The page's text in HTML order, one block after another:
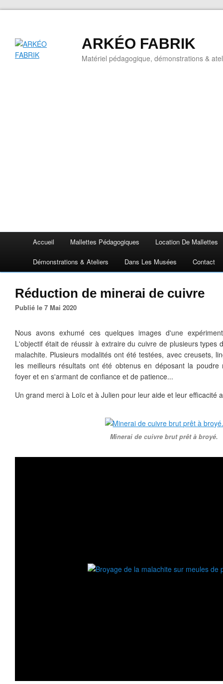
ARKÉO FABRIK
Matériel pédagogique, démonstrations &
Accueil Mallettes Pédagogiques Location De Mallettes
Démonstrations & Ateliers Dans Les Musées Contact
Réduction de minerai de cuivre
Publié le 7 Mai 2020
Nous avons exhumé ces quelques images d'une
L'objectif était de réussir à extraire du cuivre de plusieurs types
malachite. Plusieurs modalités ont été testées, avec creusets,
les meilleurs résultats ont été obtenus en déposant la poudre
foyer et en s'armant de confiance et de patience...
Un grand merci à Loïc et à Julien pour leur aide et leur efficacité
Minerai de cuivre brut prêt à broyé.